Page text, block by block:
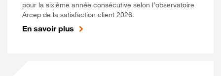
pour la sixième année consécutive selon l’observatoire
Arcep de la satisfaction client 2026.
En savoir plus